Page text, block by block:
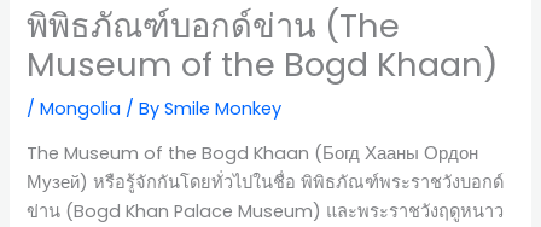
พิพิธภัณฑ์บอกด์ข่าน (The
Museum of the Bogd Khaan)
/Mongolia / BySmile Monkey
The Museum of the Bogd Khaan (Богд Хааны Ордон
Музей) หรือรู้จักกันโดยทั่วไปในชื่อ พิพิธภัณฑ์พระราชวังบอกด์
ข่าน (Bogd Khan Palace Museum) และพระราชวังฤดูหนาว